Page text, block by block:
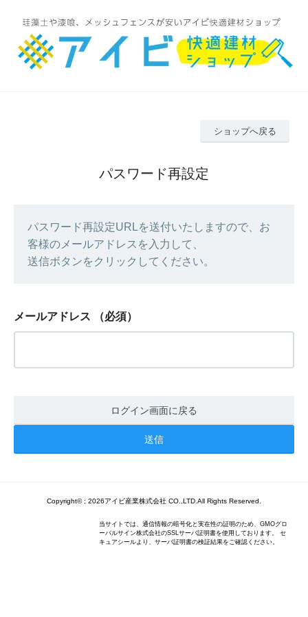
ショップへ戻る
パスワード再設定
パスワード再設定URLを送付いたしますので、お
客様のメールアドレスを入力して、
送信ボタンをクリックしてください。
メールアドレス （必須）
ログイン画面に戻る
Copyright© ; 2026アイビ産業株式会社 CO.,LTD.All Rights Reserved.
当サイトでは、通信情報の暗号化と実在性の証明のため、GMOグロ
ーバルサイン株式会社のSSLサーバ証明書を使用しております。 セ
キュアシールより、サーバ証明書の検証結果をご確認ください。